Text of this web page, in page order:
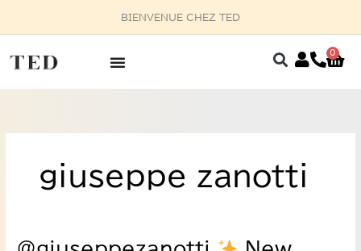
BIENVENUE CHEZ TED
0
giuseppe zanotti
@giuseppezanotti